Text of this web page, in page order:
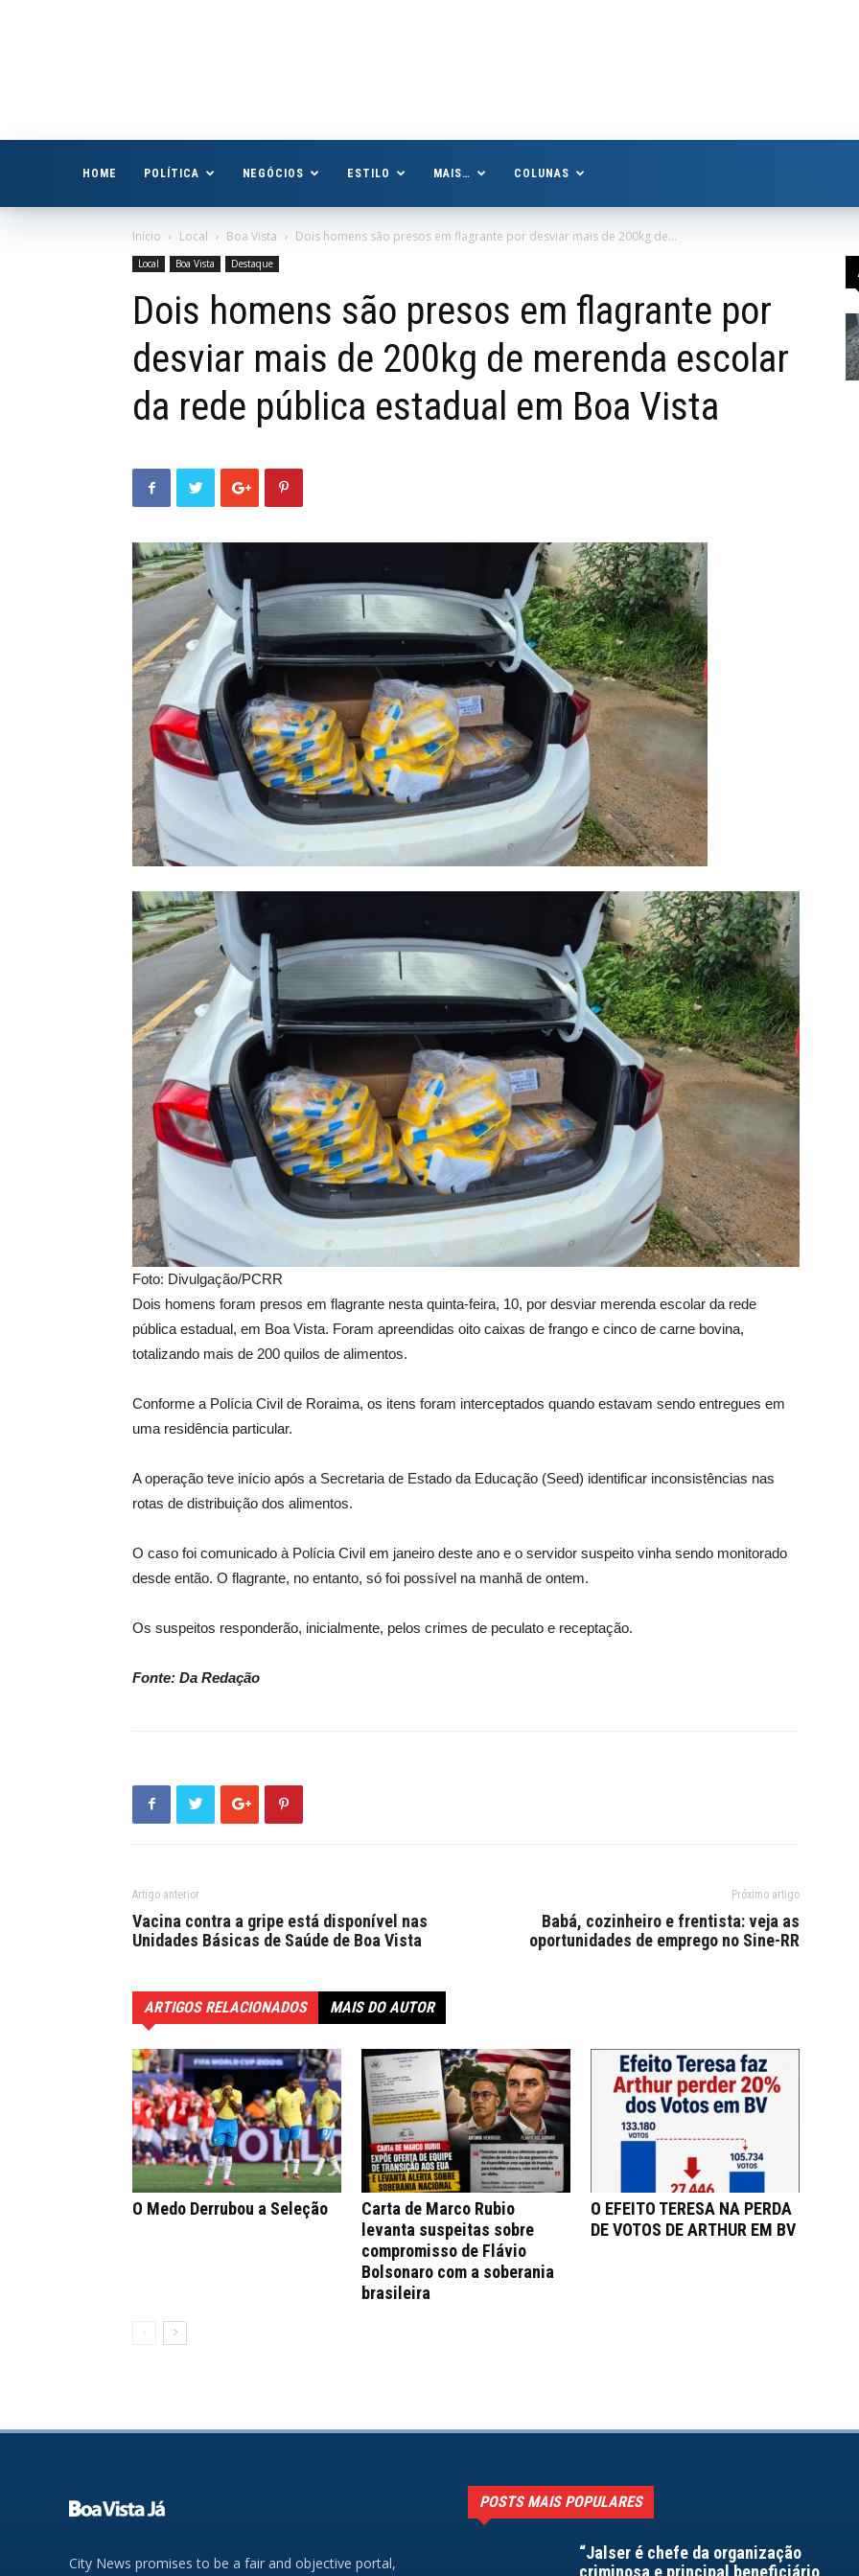
HOME POLÍTICA NEGÓCIOS ESTILO MAIS… COLUNAS
Início Local Boa Vista Dois homens são presos em flagrante por desviar mais de 200kg de...
Local Boa Vista Destaque
Dois homens são presos em flagrante por
desviar mais de 200kg de merenda escolar
da rede pública estadual em Boa Vista
Foto: Divulgação/PCRR
Dois homens foram presos em flagrante nesta quinta-feira, 10, por desviar merenda escolar da rede
pública estadual, em Boa Vista. Foram apreendidas oito caixas de frango e cinco de carne bovina,
totalizando mais de 200 quilos de alimentos.
Conforme a Polícia Civil de Roraima, os itens foram interceptados quando estavam sendo entregues em
uma residência particular.
A operação teve início após a Secretaria de Estado da Educação (Seed) identificar inconsistências nas
rotas de distribuição dos alimentos.
O caso foi comunicado à Polícia Civil em janeiro deste ano e o servidor suspeito vinha sendo monitorado
desde então. O flagrante, no entanto, só foi possível na manhã de ontem.
Os suspeitos responderão, inicialmente, pelos crimes de peculato e receptação.
Fonte: Da Redação
Artigo anterior
Vacina contra a gripe está disponível nas
Unidades Básicas de Saúde de Boa Vista
Próximo artigo
Babá, cozinheiro e frentista: veja as
oportunidades de emprego no Sine-RR
ARTIGOS RELACIONADOS MAIS DO AUTOR
O Medo Derrubou a Seleção
Carta de Marco Rubio
levanta suspeitas sobre
compromisso de Flávio
Bolsonaro com a soberania
brasileira
O EFEITO TERESA NA PERDA
DE VOTOS DE ARTHUR EM BV
City News promises to be a fair and objective portal,
POSTS MAIS POPULARES
“Jalser é chefe da organização
criminosa e principal beneficiário